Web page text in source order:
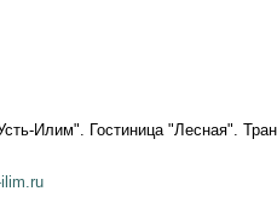
Илим". Гостиница "Лесная".